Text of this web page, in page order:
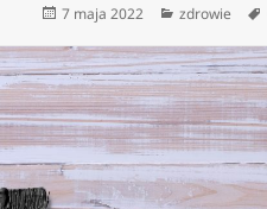
Data
7 maja 2022 Kategorie
zdrowie